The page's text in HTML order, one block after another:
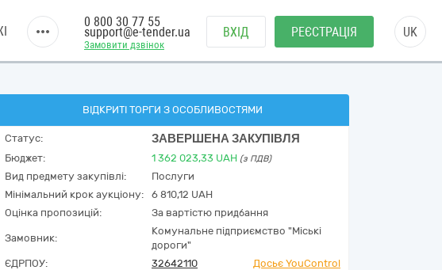
Замовити дзвінок
0 800 30 77 55
support@e-tender.ua ВХІД РЕЄСТРАЦІЯ UK
ВІДКРИТІ ТОРГИ З ОСОБЛИВОСТЯМИ
Статус: ЗАВЕРШЕНА ЗАКУПІВЛЯ
Бюджет: 1 362 023,33 UAH (з ПДВ)
Вид предмету закупівлі:
Послуги
Мінімальний крок аукціону:
6 810,12 UAH
Оцінка пропозицій:
За вартістю придбання
Замовник:
Комунальне підприємство "Міські
дороги"
ЄДРПОУ:
32642110
Досьє YouControl